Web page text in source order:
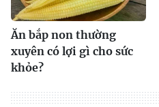
Ăn bắp non thường
xuyên có lợi gì cho sức
khỏe?